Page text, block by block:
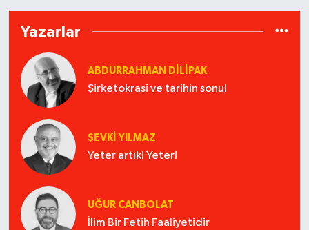
Yazarlar
ABDURRAHMAN DILIPAK
Şirketokrasi ve tarihin sonu!
ŞEVKİ YILMAZ
Yeter artık! Yeter!
UĞUR CANBOLAT
İlim Bir Fetih Faaliyetidir